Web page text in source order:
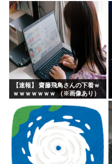
【18thシングル】
【速報】 齋藤飛鳥さんの下着ｗ
ｗｗｗｗｗｗｗ （※画像あり）